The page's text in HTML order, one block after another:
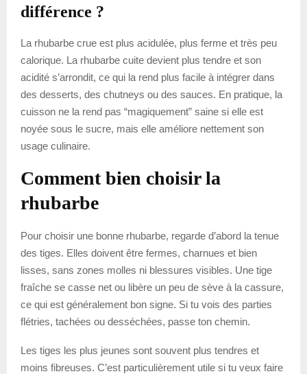
différence ?
La rhubarbe crue est plus acidulée, plus ferme et très peu
calorique. La rhubarbe cuite devient plus tendre et son
acidité s’arrondit, ce qui la rend plus facile à intégrer dans
des desserts, des chutneys ou des sauces. En pratique, la
cuisson ne la rend pas “magiquement” saine si elle est
noyée sous le sucre, mais elle améliore nettement son
usage culinaire.
Comment bien choisir la
rhubarbe
Pour choisir une bonne rhubarbe, regarde d’abord la tenue
des tiges. Elles doivent être fermes, charnues et bien
lisses, sans zones molles ni blessures visibles. Une tige
fraîche se casse net ou libère un peu de sève à la cassure,
ce qui est généralement bon signe. Si tu vois des parties
flétries, tachées ou desséchées, passe ton chemin.
Les tiges les plus jeunes sont souvent plus tendres et
moins fibreuses. C’est particulièrement utile si tu veux faire